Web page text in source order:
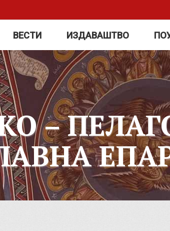
ВЕСТИ ИЗДАВАШТВО
–